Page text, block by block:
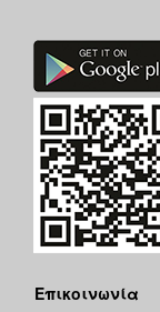
Επικοινωνία